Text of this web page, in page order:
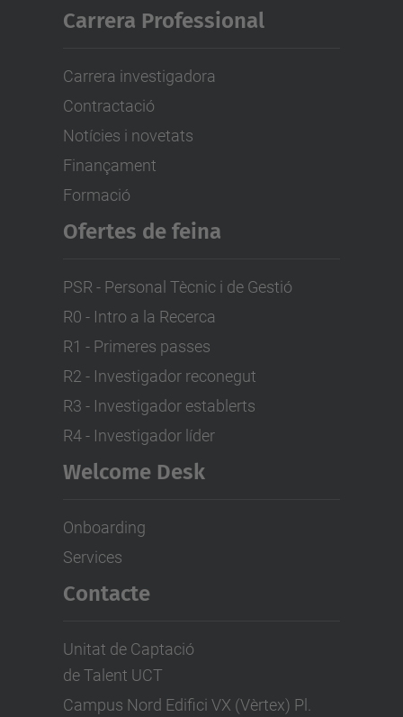
Carrera Professional
Carrera investigadora
Contractació
Notícies i novetats
Finançament
Formació
Ofertes de feina
PSR - Personal Tècnic i de Gestió
R0 - Intro a la Recerca
R1 - Primeres passes
R2 - Investigador reconegut
R3 - Investigador establerts
R4 - Investigador líder
Welcome Desk
Onboarding
Services
Contacte
Unitat de Captació
de Talent UCT
Campus Nord Edifici VX (Vèrtex) Pl.